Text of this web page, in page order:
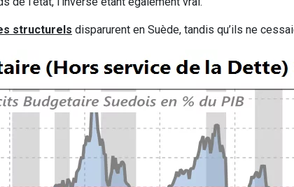
structurels disparurent en Suède, tandis qu’ils ne